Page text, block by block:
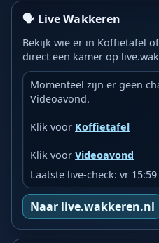
🗣️ Live Wakkeren
Bekijk wie er in Koffietafel
direct een kamer op
Momenteel zijn er geen
Videoavond.
Klik voor Koffietafel
Klik voorVideoavond
Laatste live-check: vr 15:59
Naar live.wakkeren.nl